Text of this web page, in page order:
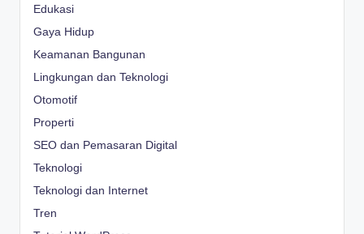
Edukasi
Gaya Hidup
Keamanan Bangunan
Lingkungan dan Teknologi
Otomotif
Properti
SEO dan Pemasaran Digital
Teknologi
Teknologi dan Internet
Tren